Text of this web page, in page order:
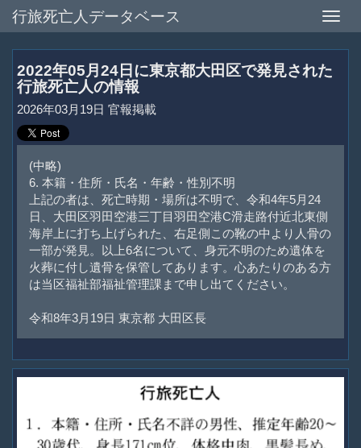
Toggle
行旅死亡人データベース
2022年05月24日に東京都大田区で発見された
行旅死亡人の情報
2026年03月19日 官報掲載
(中略)
6. 本籍・住所・氏名・年齢・性別不明
上記の者は、死亡時期・場所は不明で、令和4年5月24
日、大田区羽田空港三丁目羽田空港C滑走路付近北東側
海岸上に打ち上げられた、右足側この靴の中より人骨の
一部が発見。以上6名について、身元不明のため遺体を
火葬に付し遺骨を保管してあります。心あたりのある方
は当区福祉部福祉管理課まで申し出てください。
令和8年3月19日 東京都 大田区長